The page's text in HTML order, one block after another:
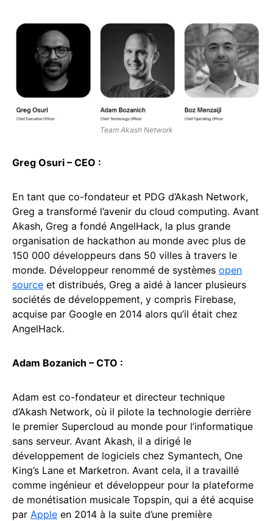
Team Akash Network
Greg Osuri – CEO :
En tant que co-fondateur et PDG d’Akash Network,
Greg a transformé l’avenir du cloud computing. Avant
Akash, Greg a fondé AngelHack, la plus grande
organisation de hackathon au monde avec plus de
150 000 développeurs dans 50 villes à travers le
monde. Développeur renommé de systèmes open
source et distribués, Greg a aidé à lancer plusieurs
sociétés de développement, y compris Firebase,
acquise par Google en 2014 alors qu’il était chez
AngelHack.
Adam Bozanich – CTO :
Adam est co-fondateur et directeur technique
d’Akash Network, où il pilote la technologie derrière
le premier Supercloud au monde pour l’informatique
sans serveur. Avant Akash, il a dirigé le
développement de logiciels chez Symantech, One
King’s Lane et Marketron. Avant cela, il a travaillé
comme ingénieur et développeur pour la plateforme
de monétisation musicale Topspin, qui a été acquise
par Apple en 2014 à la suite d’une première